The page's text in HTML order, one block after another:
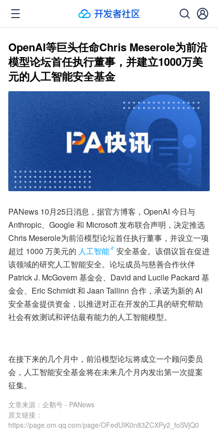
OpenAI等巨头任命Chris Meserole为前沿
模型论坛首任执行董事，并建立1000万美
元的人工智能安全基金
PANews 10月25日消息，据官方博客，OpenAI 今日与
Anthropic、Google 和 Microsoft 发布联合声明，决定推选
Chris Meserole为前沿模型论坛首任执行董事，并设立一项
超过 1000 万美元的 人工智能
安全基金。该倡议旨在促进
该领域的研究人工智能安全。论坛成员与慈善合作伙伴
Patrick J. McGovern 基金会、David and Lucile Packard 基
金会、Eric Sc​​hmidt 和 Jaan Tallinn 合作，承诺为新的 AI
安全基金提供资金，以推进对正在开发的工具的研究帮助
社会有效测试和评估最有能力的人工智能模型。
在接下来的几个月中，前沿模型论坛将成立一个顾问委员
会，人工智能安全基金将在未来几个月内发出第一次提案
征集。
文章来源： 企鹅号 - PANews
原文链接：
https://page.om.qq.com/page/OFedUIK0n83ZCXPy2_foSVjQ0